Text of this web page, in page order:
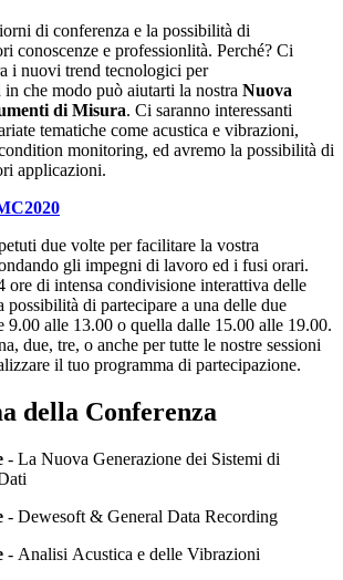
di conferenza e la possibilità di
conoscenze e professionlità. Perché? Ci
i nuovi trend tecnologici per
che modo può aiutarti la nostra Nuova
di Misura. Ci saranno interessanti
tematiche come acustica e vibrazioni,
monitoring, ed avremo la possibilità di
applicazioni.
due volte per facilitare la vostra
gli impegni di lavoro ed i fusi orari.
ore di intensa condivisione interattiva delle
possibilità di partecipare a una delle due
9.00 alle 13.00 o quella dalle 15.00 alle 19.00.
due, tre, o anche per tutte le nostre sessioni
il tuo programma di partecipazione.
della Conferenza
- La Nuova Generazione dei Sistemi di
- Dewesoft & General Data Recording
- Analisi Acustica e delle Vibrazioni